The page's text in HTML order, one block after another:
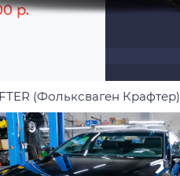
р.
(Фольксваген Крафтер)